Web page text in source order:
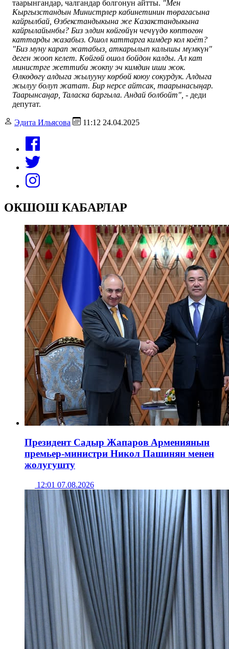
таарынгандар, чалгандар болгонун айтты. "Мен
Кыргызстандын Министрлер кабинетинин төрагасына
кайрылбай, Өзбекстандыкына же Казакстандыкына
кайрылайынбы? Биз элдин көйгөйүн чечүүдө көптөгөн
каттарды жазабыз. Ошол каттарга кимдер кол коёт?
"Биз муну карап жатабыз, аткарылып калышы мүмкүн"
деген жооп келет. Көйгөй ошол бойдон калды. Ал кат
министрге жеттиби жокпу эч кимдин иши жок.
Өлкөдөгү алдыга жылууну көрбөй коюу сокурдук. Алдыга
жылуу болуп жатат. Бир нерсе айтсак, таарынасыңар.
Таарынсаңар, Таласка баргыла. Андай болбойт", - деди
депутат.
Эдита Ильясова 11:12 24.04.2025
ОКШОШ КАБАРЛАР
Президент Садыр Жапаров Армениянын
премьер-министри Никол Пашинян менен
жолугушту
12:01 07.08.2026